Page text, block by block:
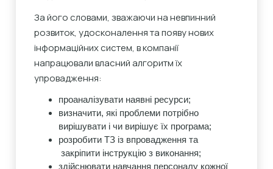
За його словами, зважаючи на невпинний
розвиток, удосконалення та появу нових
інформаційних систем, в компанії
напрацювали власний алгоритм їх
упровадження:
проаналізувати наявні ресурси;
визначити, які проблеми потрібно
вирішувати і чи вирішує їх програма;
розробити ТЗ із впровадження та
закріпити інструкцію з виконання;
здійснювати навчання персоналу кожної